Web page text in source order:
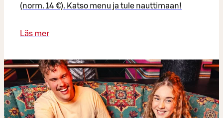
(norm. 14 €). Katso menu ja tule nauttimaan!
Läs mer